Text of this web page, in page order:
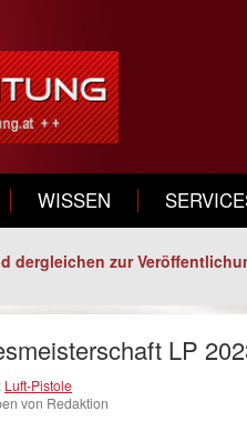
WISSEN
dergleichen zur
LP
Luft-Pistole
von Redaktion